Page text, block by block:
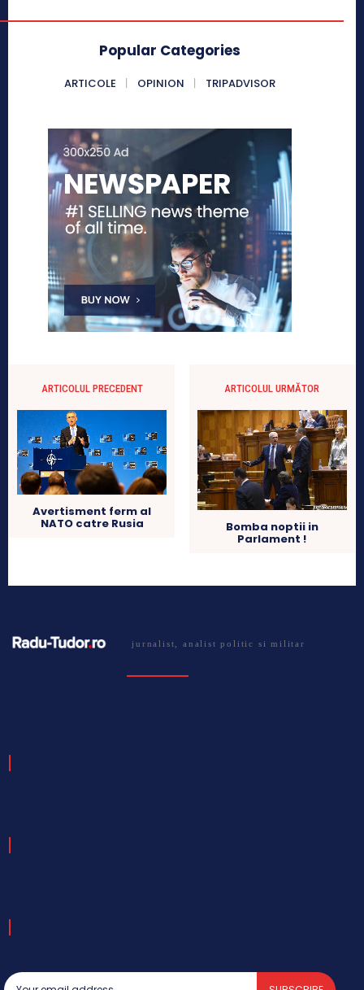
Popular Categories
ARTICOLE OPINION TRIPADVISOR
ARTICOLUL PRECEDENT
Avertisment ferm al
NATO catre Rusia
ARTICOLUL URMĂTOR
Bomba noptii in
Parlament !
jurnalist, analist politic si militar